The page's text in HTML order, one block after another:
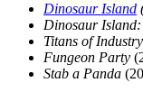
Dinosaur Island
Dinosaur
Titans of Industry
Fungeon Party
Stab a Panda